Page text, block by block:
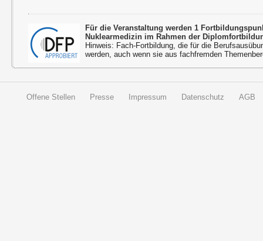
Für die Veranstaltung werden 1
Nuklearmedizin im Rahmen der
Hinweis: Fach-Fortbildung, die für die
werden, auch wenn sie aus fachfremden
Offene Stellen Presse Impressum Datenschutz AGB